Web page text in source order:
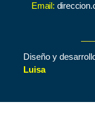
Email:
Diseño y
Luisa